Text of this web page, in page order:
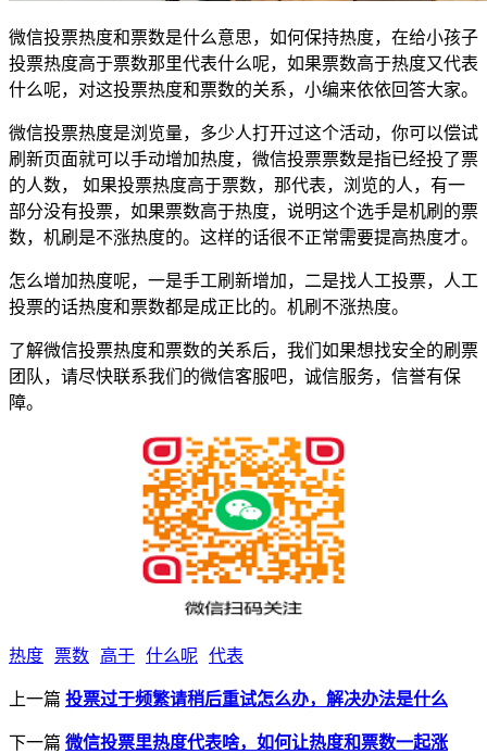
微信投票热度和票数是什么意思，如何保持热度，在给小孩子
投票热度高于票数那里代表什么呢，如果票数高于热度又代表
什么呢，对这投票热度和票数的关系，小编来依依回答大家。
微信投票热度是浏览量，多少人打开过这个活动，你可以偿试
刷新页面就可以手动增加热度，微信投票票数是指已经投了票
的人数， 如果投票热度高于票数，那代表，浏览的人，有一
部分没有投票，如果票数高于热度，说明这个选手是机刷的票
数，机刷是不涨热度的。这样的话很不正常需要提高热度才。
怎么增加热度呢，一是手工刷新增加，二是找人工投票，人工
投票的话热度和票数都是成正比的。机刷不涨热度。
了解微信投票热度和票数的关系后，我们如果想找安全的刷票
团队，请尽快联系我们的微信客服吧，诚信服务，信誉有保
障。
热度 票数 高于 什么呢 代表
上一篇 投票过于频繁请稍后重试怎么办，解决办法是什么
下一篇 微信投票里热度代表啥，如何让热度和票数一起涨